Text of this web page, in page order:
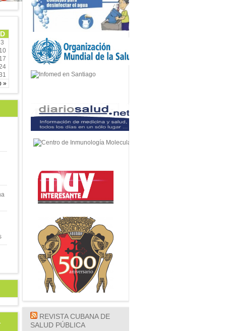
D
»
3
10
17
REVISTA CUBANA DE
SALUD PÚBLICA